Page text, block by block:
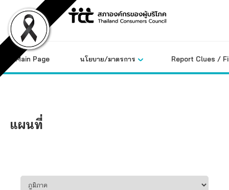
content
Main Page นโยบาย/มาตรการ Report Clues /
แผนที่